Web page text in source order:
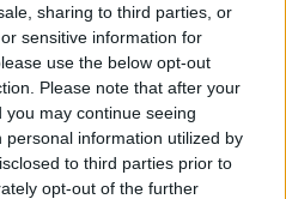
sharing to third parties, or
sensitive information for
use the below opt-out
Please note that after your
may continue seeing
information utilized by
to third parties prior to
opt-out of the further
levet és a halszeletet,
főtt ikrát, haltejet
A paksi halászlé
tálalandó fajta, ami arra
a molnárlegények napi
gyúrt tésztát is kaptak –